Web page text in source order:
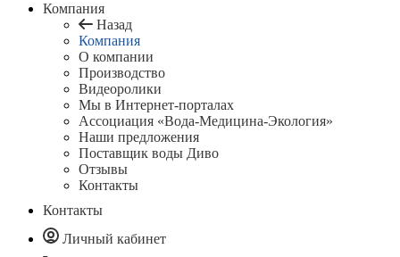
Компания
Назад
Компания
О компании
Производство
Видеоролики
Мы в Интернет-порталах
Ассоциация «Вода-Медицина-Экология»
Наши предложения
Поставщик воды Диво
Отзывы
Контакты
Контакты
Личный кабинет